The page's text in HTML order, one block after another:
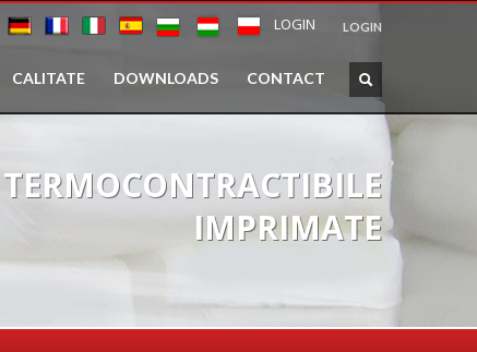
LOGIN
LOGIN
CALITATE DOWNLOADS CONTACT
IMPRIMATE